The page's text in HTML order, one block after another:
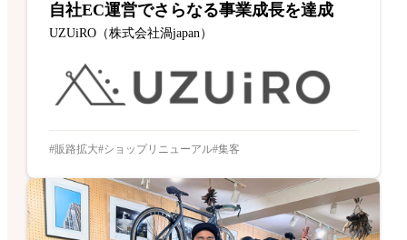
自社EC運営でさらなる事業成長を達成
UZUiRO（株式会社渦japan）
販路拡大 ショップリニューアル 集客